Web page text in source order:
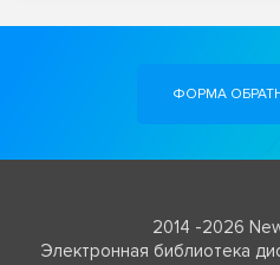
ФОРМА
2014 -2026
Электронная библиотека